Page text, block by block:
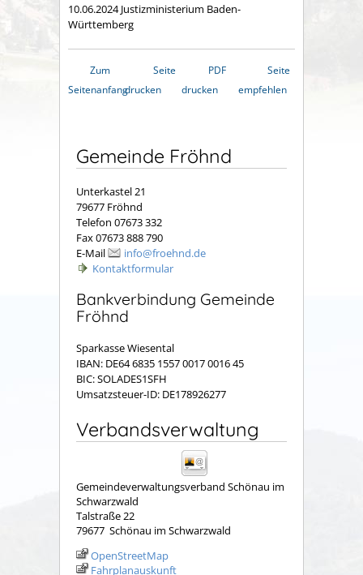
10.06.2024 Justizministerium Baden-
Württemberg
Zum
Seitenanfang
Seite
drucken
PDF
drucken
Seite
empfehlen
Gemeinde Fröhnd
Unterkastel 21
79677 Fröhnd
Telefon 07673 332
Fax 07673 888 790
E-Mail
info@froehnd.de
Kontaktformular
Bankverbindung Gemeinde
Fröhnd
Sparkasse Wiesental
IBAN: DE64 6835 1557 0017 0016 45
BIC: SOLADES1SFH
Umsatzsteuer-ID: DE178926277
Verbandsverwaltung
Gemeindeverwaltungsverband Schönau im
Schwarzwald
Talstraße 22
79677 Schönau im Schwarzwald
OpenStreetMap
Fahrplanauskunft